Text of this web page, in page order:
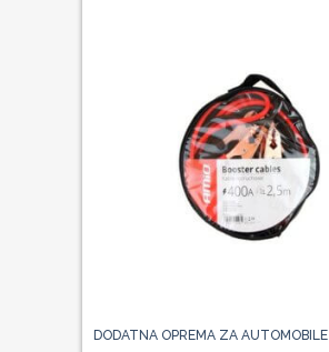
DODATNA OPREMA ZA AUTOMOBILE